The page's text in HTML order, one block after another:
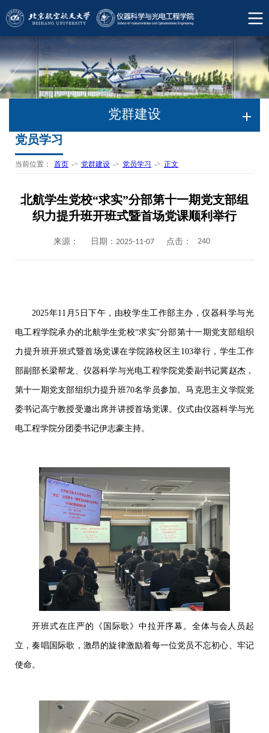
党群建设
党员学习
当前位置： 首页 -> 党群建设 -> 党员学习 -> 正文
北航学生党校“求实”分部第十一期党支部组
织力提升班开班式暨首场党课顺利举行
来源： 日期：2025-11-07 点击： 240
2025年11月5日下午，由校学生工作部主办，仪器科学与光
电工程学院承办的北航学生党校“求实”分部第十一期党支部组织
力提升班开班式暨首场党课在学院路校区主103举行，学生工作
部副部长梁帮龙、仪器科学与光电工程学院党委副书记冀赵杰，
第十一期党支部组织力提升班70名学员参加。马克思主义学院党
委书记高宁教授受邀出席并讲授首场党课。仪式由仪器科学与光
电工程学院分团委书记伊志豪主持。
开班式在庄严的《国际歌》中拉开序幕。全体与会人员起
立，奏唱国际歌，激昂的旋律激励着每一位党员不忘初心、牢记
使命。